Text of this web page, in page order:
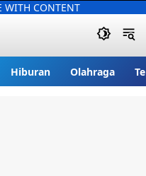
WITH CONTENT
Hiburan Olahraga